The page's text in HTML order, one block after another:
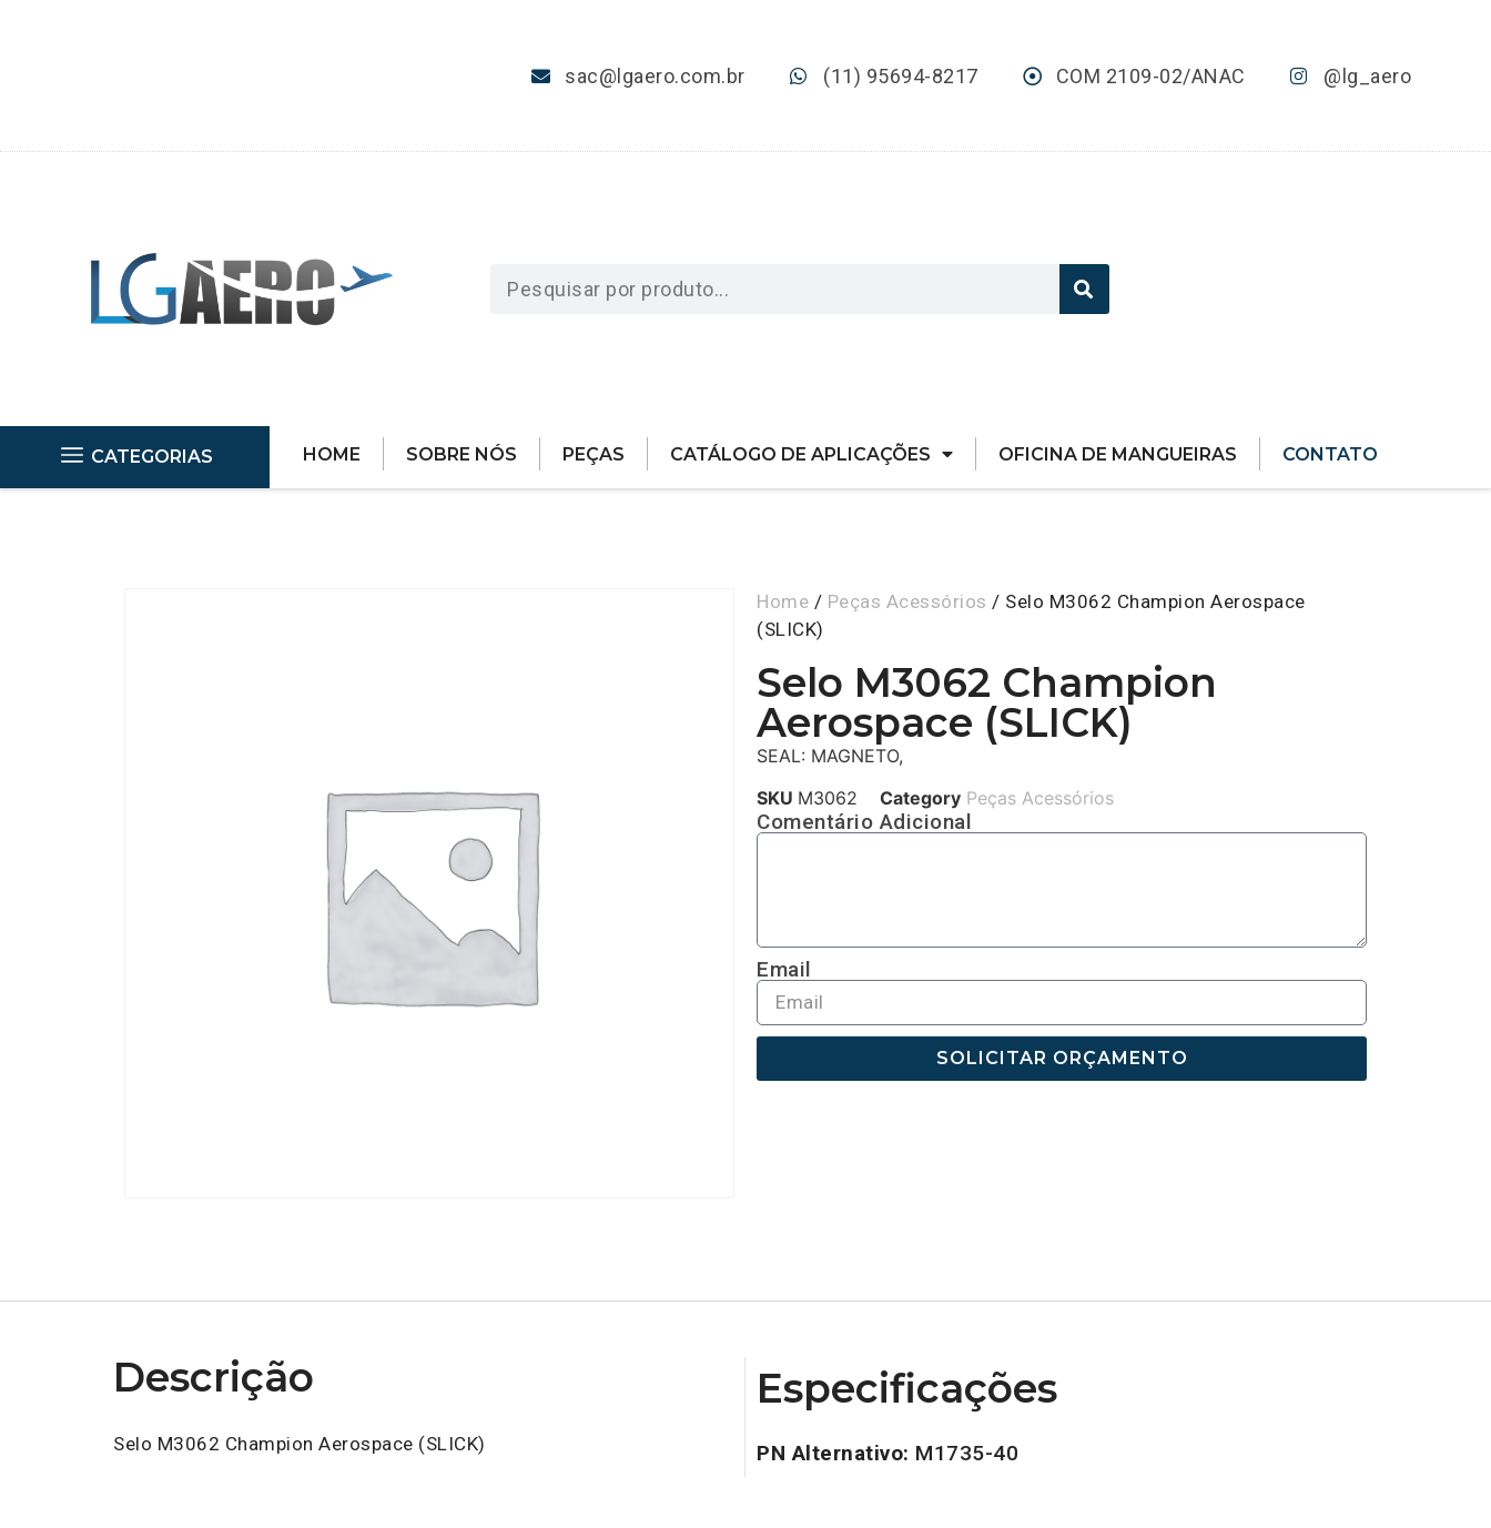
sac@lgaero.com.br (11) 95694-8217 COM 2109-02/ANAC @lg_aero
CATEGORIAS HOME SOBRE NÓS PEÇAS CATÁLOGO DE APLICAÇÕES OFICINA DE MANGUEIRAS CONTATO
Home / Peças Acessórios / Selo M3062 Champion Aerospace
(SLICK)
Selo M3062 Champion
Aerospace (SLICK)
SEAL: MAGNETO,
SKU M3062 Category Peças Acessórios
Comentário Adicional
Email
SOLICITAR ORÇAMENTO
Descrição
Selo M3062 Champion Aerospace (SLICK)
Especificações
PN Alternativo: M1735-40